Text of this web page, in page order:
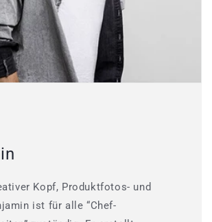
Kopf, Produktfotos- und
ist für alle “Chef-